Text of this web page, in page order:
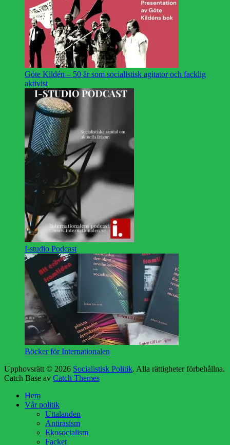
Göte Kildén – 50 år som socialistisk agitator och facklig
aktivist
I-studio Podcast
Böcker för Internationalen
Upphovsrätt © 2026 Socialistisk Politik. Alla rättigheter förbehållna.
Catch Base av Catch Themes
Hem
Vår politik
Uttalanden
Antirasism
Ekosocialism
Facket